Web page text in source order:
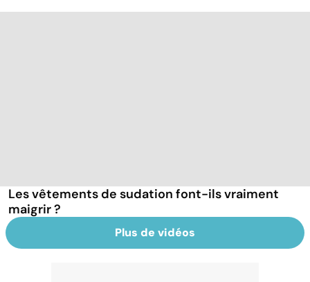
Les vêtements de sudation font-ils vraiment
maigrir ?
Plus de vidéos